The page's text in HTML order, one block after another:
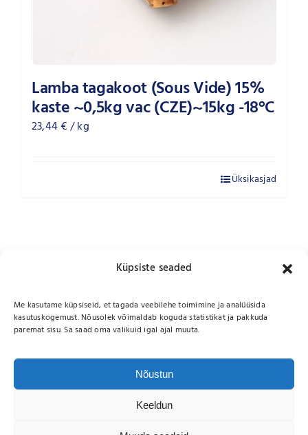
Küpsiste seaded
Me kasutame küpsiseid, et tagada veebilehe toimimine ja analüüsida
kasutuskogemust. Nõusolek võimaldab koguda statistikat ja pakkuda
paremat sisu. Sa saad oma valikuid igal ajal muuta.
Nõustun
Keeldun
Lamba tagakoot (Sous Vide) 15%
kaste ~0,5kg vac (CZE)~15kg -18°C
23,44€/ kg
Üksikasjad